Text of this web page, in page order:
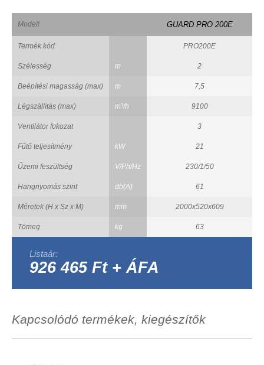
Modell GUARD PRO 200E
Termék kód PRO200E
Szélesség m 2
Beépítési magasság (max) m 7,5
Légszállítás (max) m³/h 9100
Ventilátor fokozat 3
Fűtő teljesítmény kW 21
Üzemi feszültség V/Ph/Hz 230/1/50
Hangnyomás szint db(A) 61
Méretek (H x Sz x M) mm 2000x520x609
Tömeg kg 63
Listaár:
926 465 Ft + ÁFA
Kapcsolódó termékek, kiegészítők